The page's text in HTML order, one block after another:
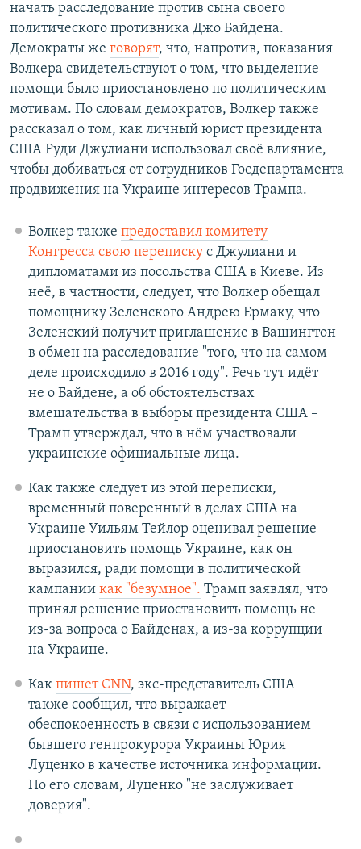
начать расследование против сына своего
политического противника Джо Байдена.
Демократы же говорят, что, напротив, показания
Волкера свидетельствуют о том, что выделение
помощи было приостановлено по политическим
мотивам. По словам демократов, Волкер также
рассказал о том, как личный юрист президента
США Руди Джулиани использовал своё влияние,
чтобы добиваться от сотрудников Госдепартамента
продвижения на Украине интересов Трампа.
Волкер также предоставил комитету
Конгресса свою перепискус Джулиани и
дипломатами из посольства США в Киеве. Из
неё, в частности, следует, что Волкер обещал
помощнику Зеленского Андрею Ермаку, что
Зеленский получит приглашение в Вашингтон
в обмен на расследование "того, что на самом
деле происходило в 2016 году". Речь тут идёт
не о Байдене, а об обстоятельствах
вмешательства в выборы президента США –
Трамп утверждал, что в нём участвовали
украинские официальные лица.
Как также следует из этой переписки,
временный поверенный в делах США на
Украине Уильям Тейлор оценивал решение
приостановить помощь Украине, как он
выразился, ради помощи в политической
кампании как "безумное". Трамп заявлял, что
принял решение приостановить помощь не
из-за вопроса о Байденах, а из-за коррупции
на Украине.
Как пишет CNN, экс-представитель США
также сообщил, что выражает
обеспокоенность в связи с использованием
бывшего генпрокурора Украины Юрия
Луценко в качестве источника информации.
По его словам, Луценко "не заслуживает
доверия".